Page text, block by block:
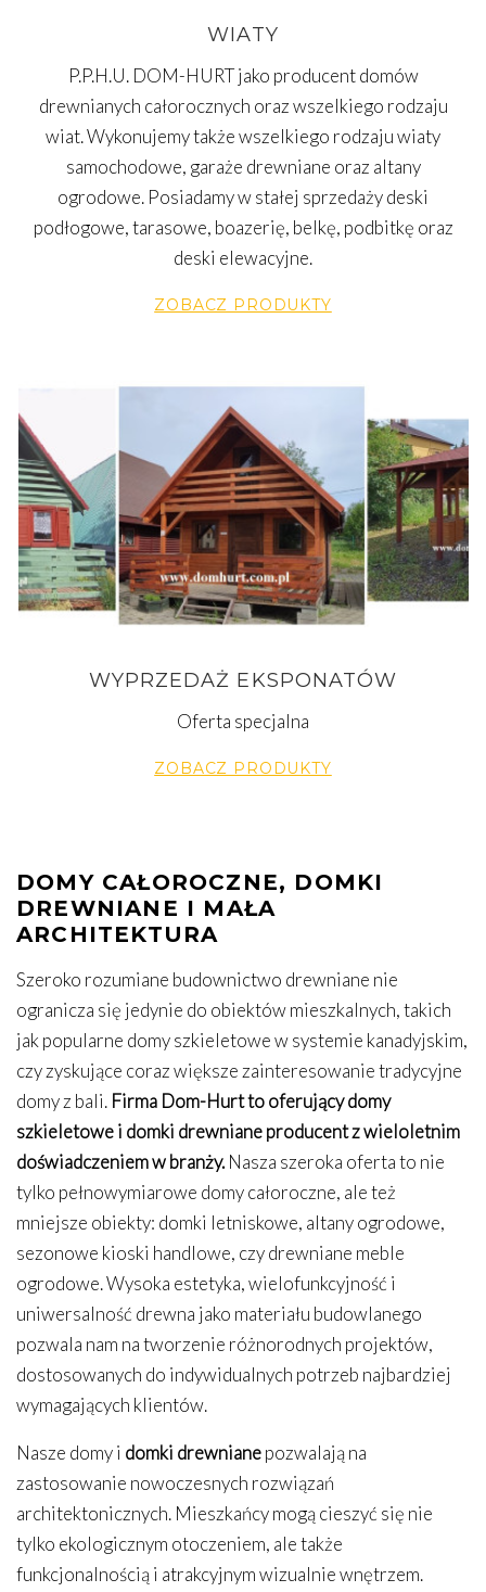
WIATY
P.P.H.U. DOM-HURT jako producent domów
drewnianych całorocznych oraz wszelkiego rodzaju
wiat. Wykonujemy także wszelkiego rodzaju wiaty
samochodowe, garaże drewniane oraz altany
ogrodowe. Posiadamy w stałej sprzedaży deski
podłogowe, tarasowe, boazerię, belkę, podbitkę oraz
deski elewacyjne.
ZOBACZ PRODUKTY
WYPRZEDAŻ EKSPONATÓW
Oferta specjalna
ZOBACZ PRODUKTY
DOMY CAŁOROCZNE, DOMKI
DREWNIANE I MAŁA
ARCHITEKTURA
Szeroko rozumiane budownictwo drewniane nie
ogranicza się jedynie do obiektów mieszkalnych, takich
jak popularne domy szkieletowe w systemie kanadyjskim,
czy zyskujące coraz większe zainteresowanie tradycyjne
domy z bali. Firma Dom-Hurt to oferujący domy
szkieletowe i domki drewniane producent z wieloletnim
doświadczeniem w branży. Nasza szeroka oferta to nie
tylko pełnowymiarowe domy całoroczne, ale też
mniejsze obiekty: domki letniskowe, altany ogrodowe,
sezonowe kioski handlowe, czy drewniane meble
ogrodowe. Wysoka estetyka, wielofunkcyjność i
uniwersalność drewna jako materiału budowlanego
pozwala nam na tworzenie różnorodnych projektów,
dostosowanych do indywidualnych potrzeb najbardziej
wymagających klientów.
Nasze domy i domki drewnianepozwalają na
zastosowanie nowoczesnych rozwiązań
architektonicznych. Mieszkańcy mogą cieszyć się nie
tylko ekologicznym otoczeniem, ale także
funkcjonalnością i atrakcyjnym wizualnie wnętrzem.